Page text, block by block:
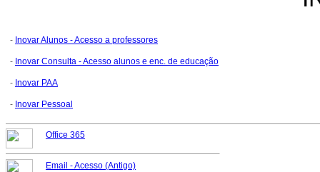
- Inovar Alunos - Acesso a professores
- Inovar Consulta - Acesso alunos e enc. de educação
- Inovar PAA
- Inovar Pessoal
Office 365
Email -Acesso (Antigo)